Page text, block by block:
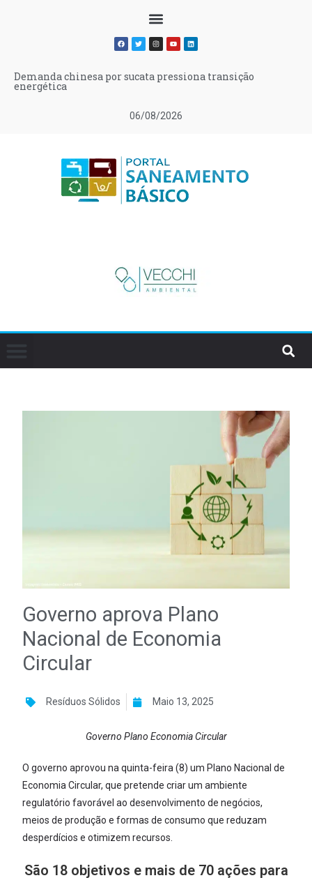
06/08/2026
Demanda chinesa por sucata pressiona transição
energética
Governo aprova Plano
Nacional de Economia
Circular
Resíduos Sólidos Maio 13, 2025
Governo Plano Economia Circular
O governo aprovou na quinta-feira (8) um Plano Nacional de
Economia Circular, que pretende criar um ambiente
regulatório favorável ao desenvolvimento de negócios,
meios de produção e formas de consumo que reduzam
desperdícios e otimizem recursos.
São 18 objetivos e mais de 70 ações para